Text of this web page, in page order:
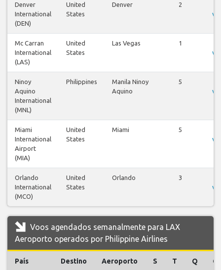
Denver
International
(DEN)
United
States
Denver 2
Mc Carran
International
(LAS)
United
States
Las Vegas 1
Ninoy
Aquino
International
(MNL)
Philippines
Manila Ninoy
Aquino
5
Miami
International
Airport
(MIA)
United
States
Miami 5
Orlando
International
(MCO)
United
States
Orlando 3
Voos agendados semanalmente para LAX
Aeroporto operados por Philippine Airlines
País Destino Aeroporto S T Q Q